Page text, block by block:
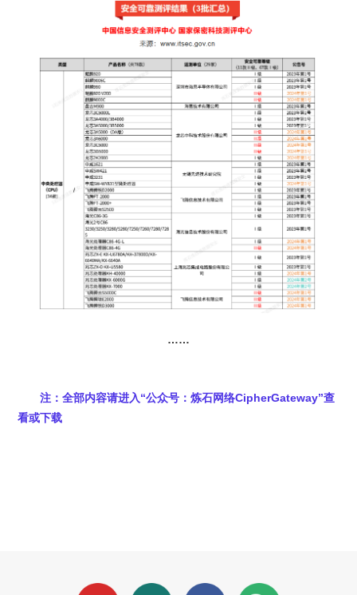
……
注：全部内容请进入“公众号：炼石网络CipherGateway”查
看或下载